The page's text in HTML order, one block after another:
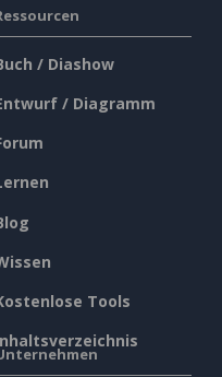
/ Diashow
/ Diagramm
Tools